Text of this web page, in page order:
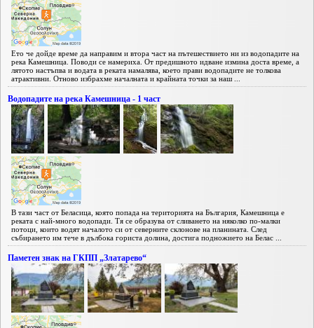
Ето че дойде време да направим и втора част на пътешествието ни из водопадите на
река Камешница. Поводи се намериха. От предишното идване измина доста време, а
лятото настъпва и водата в реката намалява, което прави водопадите не толкова
атрактивни. Отново избрахме началната и крайната точки за наш ...
Водопадите на река Камешница - 1 част
В тази част от Беласица, която попада на територията на България, Камешница е
реката с най-много водопади. Тя се образува от сливането на няколко по-малки
потоци, които водят началото си от северните склонове на планината. След
събирането им тече в дълбока гориста долина, достига подножието на Белас ...
Паметен знак на ГКПП „Златарево“